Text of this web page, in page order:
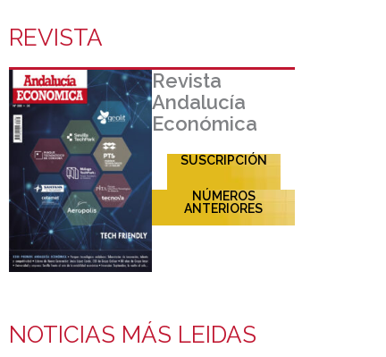
REVISTA
Revista
Andalucía
Económica
SUSCRIPCIÓN
NÚMEROS
ANTERIORES
NOTICIAS MÁS LEIDAS